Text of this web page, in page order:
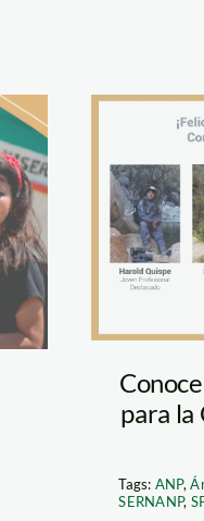
para la
Tags: ANP,
SERNANP,